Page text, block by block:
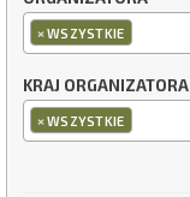
×WSZYSTKIE
KRAJ ORGANIZATORA
×WSZYSTKIE